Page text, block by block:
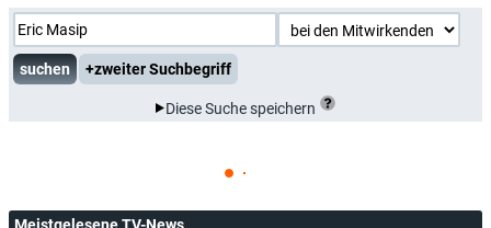
+zweiter Suchbegriff
Diese Suche speichern
Meistgelesene TV-News